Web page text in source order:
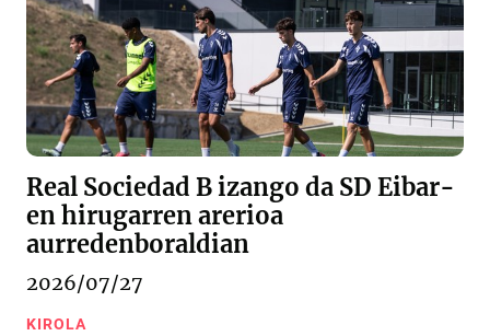
Real Sociedad B izango da SD Eibar-
en hirugarren arerioa
aurredenboraldian
2026/07/27
KIROLA